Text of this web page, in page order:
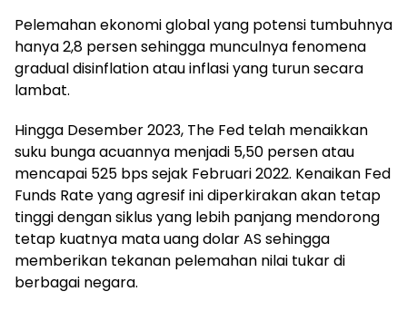
Pelemahan ekonomi global yang potensi tumbuhnya
hanya 2,8 persen sehingga munculnya fenomena
gradual disinflation atau inflasi yang turun secara
lambat.
Hingga Desember 2023, The Fed telah menaikkan
suku bunga acuannya menjadi 5,50 persen atau
mencapai 525 bps sejak Februari 2022. Kenaikan Fed
Funds Rate yang agresif ini diperkirakan akan tetap
tinggi dengan siklus yang lebih panjang mendorong
tetap kuatnya mata uang dolar AS sehingga
memberikan tekanan pelemahan nilai tukar di
berbagai negara.